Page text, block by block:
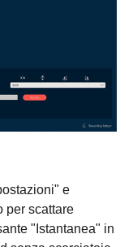
e
per scattare
"Istantanea" in